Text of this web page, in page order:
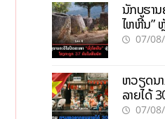
ນັກບູຮານ
ໄຫຫີນ”
ຄົນໃນຫີ
07/
ຫວຽດນ
ລາຍໄດ້
ຂະໜາດນ້
07/